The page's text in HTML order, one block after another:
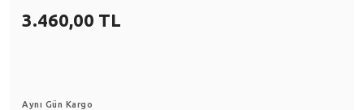
3.460,00 TL
Aynı Gün Kargo